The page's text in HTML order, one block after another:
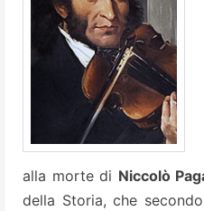
alla morte di Niccolò
della Storia, che